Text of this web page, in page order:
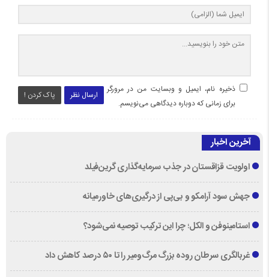
ارسال نظر پاک کردن !
ذخیره نام، ایمیل و وبسایت من در مرورگر
برای زمانی که دوباره دیدگاهی می‌نویسم.
آخرین اخبار
اولویت قزاقستان در جذب سرمایه‌گذاری گرین‌فیلد
جهش سود آرامکو و بی‌پی از درگیری‌های خاورمیانه
استامینوفن و الکل؛ چرا این ترکیب توصیه نمی‌شود؟
غربالگری سرطان روده بزرگ مرگ‌ومیر را تا ۵۰ درصد کاهش داد